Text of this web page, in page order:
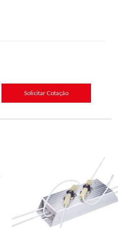
Solicitar Cotação